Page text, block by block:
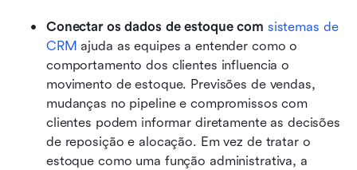
Conectar os dados de estoque com sistemas de
CRM ajuda as equipes a entender como o
comportamento dos clientes influencia o
movimento de estoque. Previsões de vendas,
mudanças no pipeline e compromissos com
clientes podem informar diretamente as decisões
de reposição e alocação. Em vez de tratar o
estoque como uma função administrativa, a